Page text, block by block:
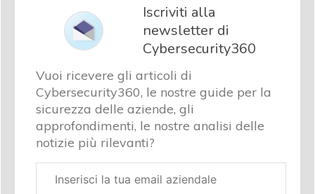
Iscriviti alla
newsletter di
Cybersecurity360
Vuoi ricevere gli articoli di
Cybersecurity360, le nostre guide per la
sicurezza delle aziende, gli
approfondimenti, le nostre analisi delle
notizie più rilevanti?
aziendale